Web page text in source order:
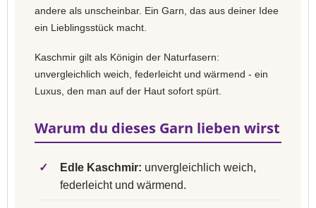
andere als unscheinbar. Ein Garn, das aus deiner Idee
ein Lieblingsstück macht.
Kaschmir gilt als Königin der Naturfasern:
unvergleichlich weich, federleicht und wärmend - ein
Luxus, den man auf der Haut sofort spürt.
Warum du dieses Garn lieben wirst
✓ Edle Kaschmir: unvergleichlich weich,
federleicht und wärmend.